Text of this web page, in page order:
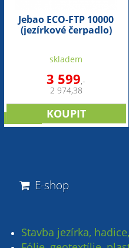
Jebao ECO-FTP 10000
(jezírkové čerpadlo)
skladem
3 599,-
2 974,38
E-shop
Stavba jezírka,